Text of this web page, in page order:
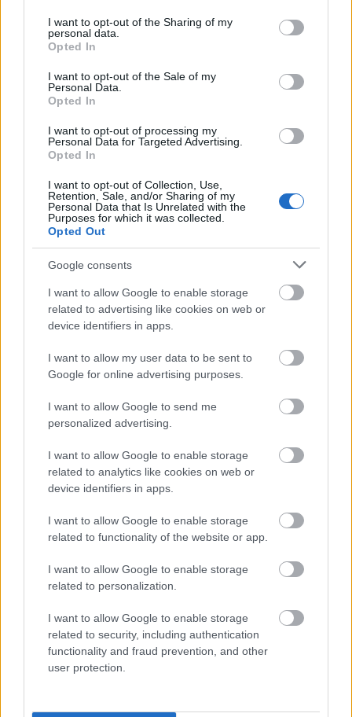
not limited to your visit or usage behaviour. You may click to
grant or deny consent to Google and its third-party tags to
use your data for below specified purposes in below Google
consent section.
I want to opt-out of the Sharing of my
personal data.
Opted In
I want to opt-out of the Sale of my
Personal Data.
Opted In
I want to opt-out of processing my
Personal Data for Targeted Advertising.
Opted In
I want to opt-out of Collection, Use,
Retention, Sale, and/or Sharing of my
Personal Data that Is Unrelated with the
Purposes for which it was collected.
Opted Out
Google consents
I want to allow Google to enable storage
related to advertising like cookies on web or
device identifiers in apps.
I want to allow my user data to be sent to
Google for online advertising purposes.
I want to allow Google to send me
personalized advertising.
I want to allow Google to enable storage
related to analytics like cookies on web or
device identifiers in apps.
I want to allow Google to enable storage
related to functionality of the website or app.
I want to allow Google to enable storage
related to personalization.
I want to allow Google to enable storage
related to security, including authentication
functionality and fraud prevention, and other
user protection.
οδηγό.
Άμεση εφαρμογή της απόφασης του υπουργείου
Οικονομικών (Παπανάτσιου) για την είσπραξη του
Απαλλαγή ή μείωση ΦΠΑ για την αγορά
επαγγελματικού αυτοκινήτου που ταξινομείται ως
ΕΔΧ Ταξί.
Επιδοτήσεις για την αγορά όλων των τύπων
αυτοκινήτων που ταξινομούνται ως ταξί ή αύξηση
αυτοκινήτου ως ΕΔΧ από τα πέντε (5) στα οχτώ (8)
Όλα αυτά είναι ζητήματα που δεν έχουν λυθεί και
κρατάνε τον κλάδο αιχμάλωτο στην στασιμότητα. Για
αιτία πολέμου. Το Διοικητικό Συμβούλιο του ΣΑΤΑ
αποφάσισε στην χθεσινή του συνεδρίαση ότι δεν
υπάρχει χρόνος για χάσιμο.
Ο αγώνας είναι ο μόνος δρόμος. Στις 27 και 28
Φεβρουαρίου τα ταξί της Αθήνας απεργούν. Εκτός
από την Γενική Συνέλευση για την εναρμόνιση του
καταστατικού μας με όσα ορίζει η νομοθεσία,